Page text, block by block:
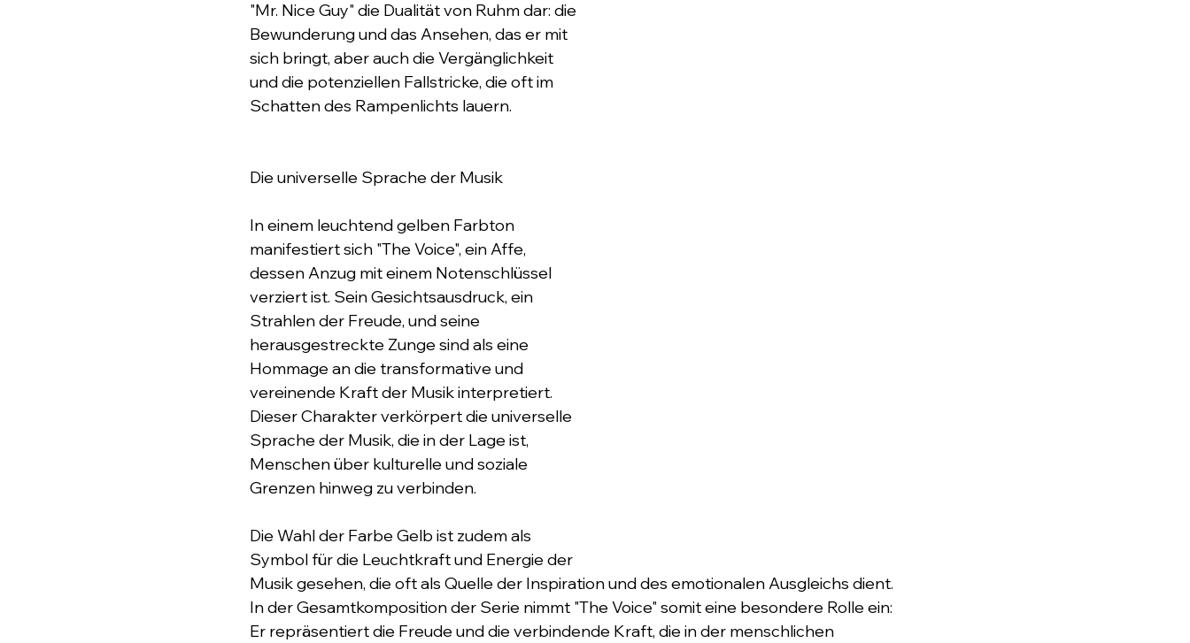
"Mr. Nice Guy" die Dualität von Ruhm dar: die
Bewunderung und das Ansehen, das er mit
sich bringt, aber auch die Vergänglichkeit
und die potenziellen Fallstricke, die oft im
Schatten des Rampenlichts lauern.
Die universelle Sprache der Musik
In einem leuchtend gelben Farbton
manifestiert sich "The Voice", ein Affe,
dessen Anzug mit einem Notenschlüssel
verziert ist. Sein Gesichtsausdruck, ein
Strahlen der Freude, und seine
herausgestreckte Zunge sind als eine
Hommage an die transformative und
vereinende Kraft der Musik interpretiert.
Dieser Charakter verkörpert die universelle
Sprache der Musik, die in der Lage ist,
Menschen über kulturelle und soziale
Grenzen hinweg zu verbinden.
﻿Die Wahl der Farbe Gelb ist zudem als
Symbol für die Leuchtkraft und Energie der
Musik gesehen, die oft als Quelle der Inspiration und des emotionalen Ausgleichs dient.
In der Gesamtkomposition der Serie nimmt "The Voice" somit eine besondere Rolle ein:
Er repräsentiert die Freude und die verbindende Kraft, die in der menschlichen